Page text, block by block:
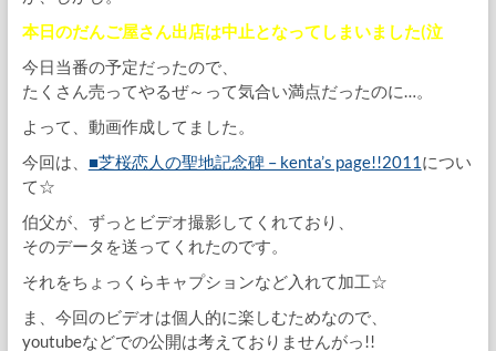
本日のだんご屋さん出店は中止となってしまいました(泣
今日当番の予定だったので、
たくさん売ってやるぜ～って気合い満点だったのに…。
よって、動画作成してました。
今回は、 ■芝桜恋人の聖地記念碑 – kenta’s page!!2011 につい
て☆
伯父が、ずっとビデオ撮影してくれており、
そのデータを送ってくれたのです。
それをちょっくらキャプションなど入れて加工☆
ま、今回のビデオは個人的に楽しむためなので、
youtubeなどでの公開は考えておりませんがっ!!